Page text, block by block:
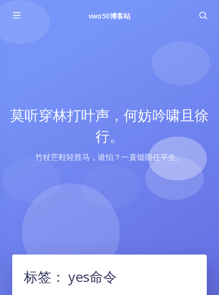
vwo50博客站
莫听穿林打叶声，何妨吟啸且徐
行。
竹杖芒鞋轻胜马，谁怕？一蓑烟雨任平生。
标签： yes命令